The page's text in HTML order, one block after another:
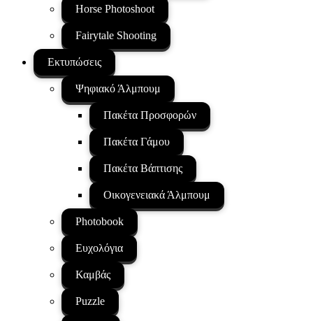
Horse Photoshoot
Fairytale Shooting
Εκτυπώσεις
Ψηφιακό Άλμπουμ
Πακέτα Προσφορών
Πακέτα Γάμου
Πακέτα Βάπτισης
Οικογενειακά Άλμπουμ
Photobook
Ευχολόγια
Καμβάς
Puzzle